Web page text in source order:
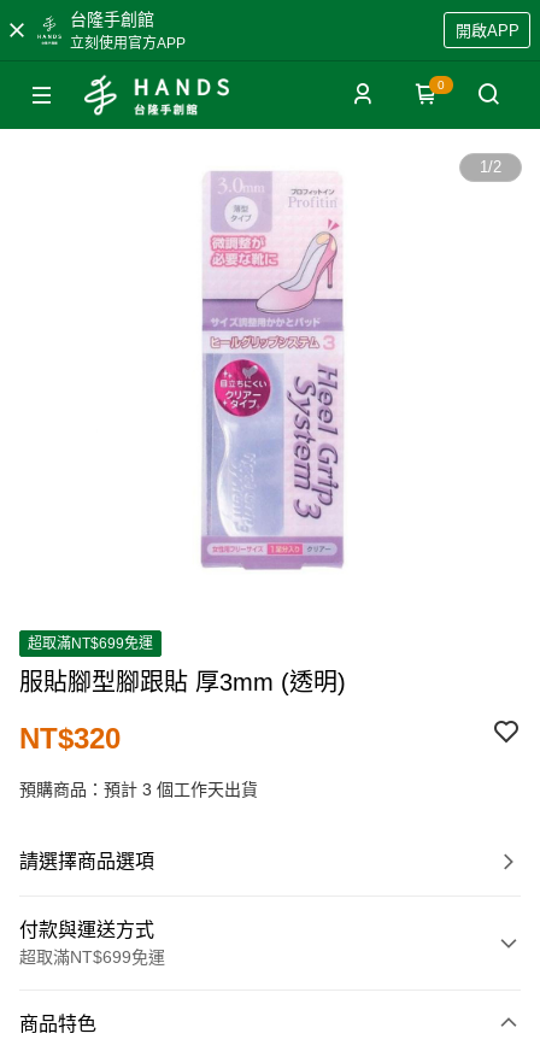
台隆手創館
立刻使用官方APP
開啟APP
0
1/2
超取滿NT$699免運
服貼腳型腳跟貼 厚3mm (透明)
NT$320
預購商品：預計 3 個工作天出貨
請選擇商品選項
付款與運送方式
超取滿NT$699免運
信用卡一次付款
商品特色